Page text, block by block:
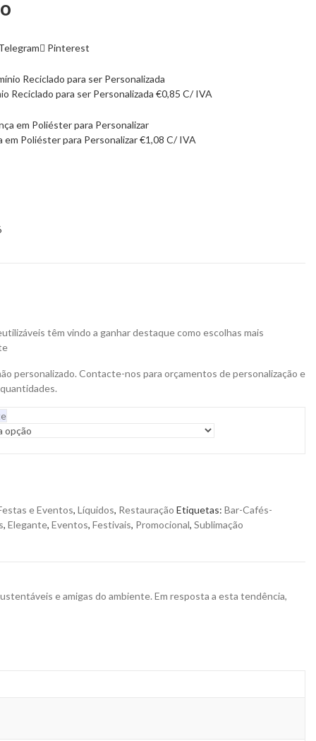
Pinterest
Reciclado para ser Personalizada €0,85 C/ IVA
em Poliéster para Personalizar€1,08 C/ IVA
têm vindo a ganhar destaque como escolhas mais
personalizado. Contacte-nos para orçamentos de personalização e
e Eventos, Líquidos, Restauração Etiquetas: Bar-Cafés-
, Elegante, Eventos, Festivais, Promocional, Sublimação
e amigas do ambiente. Em resposta a esta tendência,